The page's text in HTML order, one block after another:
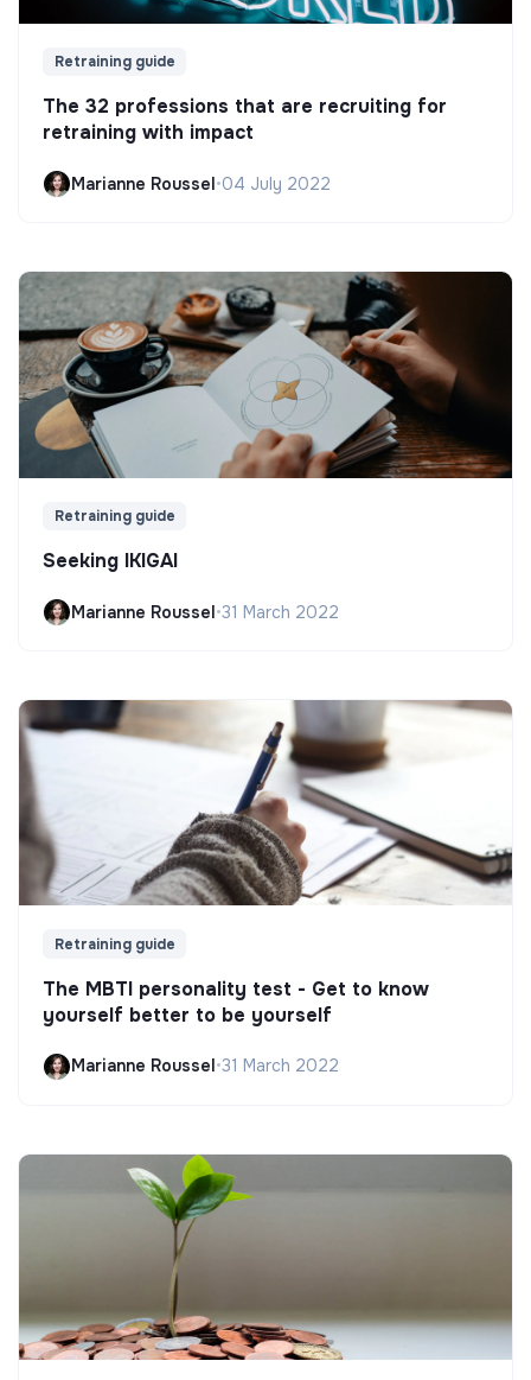
Retraining guide
The 32 professions that are recruiting for
retraining with impact
Marianne Roussel•04 July 2022
Retraining guide
Seeking IKIGAI
Marianne Roussel•31 March 2022
Retraining guide
The MBTI personality test - Get to know
yourself better to be yourself
Marianne Roussel •31 March 2022